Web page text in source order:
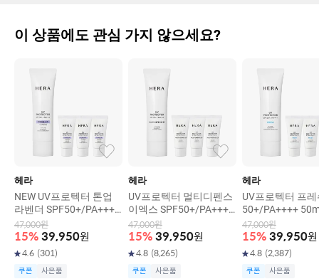
이 상품에도 관심 가지 않으세요?
헤라
NEW UV프로텍터 톤업
라벤더 SPF50+/PA++++
50ml
47,000원
15% 39,950원
4.6 (301)
쿠폰 사은품
헤라
UV프로텍터 멀티디펜스
이엑스 SPF50+/PA++++
50ml
47,000원
15% 39,950원
4.8 (8,265)
쿠폰 사은품
헤라
UV프로텍터 프레
50+/PA++++
47,000원
15% 39,950원
4.8 (2,387)
쿠폰 사은품